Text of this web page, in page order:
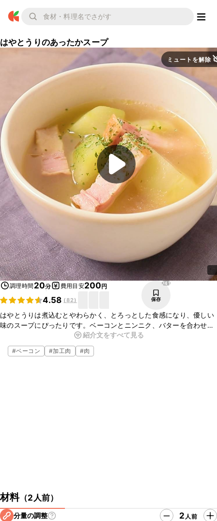
はやとうりのあったかスープ
ミュートを解除
調理時間 20分 費用目安200円
4.58 (82)
741
保存
はやとうりは煮込むとやわらかく、とろっとした食感になり、優しい
味のスープにぴったりです。ベーコンとニンニク、バターを合わせ
て、コク深く仕上げました。簡単に作ることが出来るので、ぜひ作っ
てみてくださいね。
紹介文をすべて見る
#ベーコン #加工肉 #肉
材料（2人前）
分量の調整 2 人前